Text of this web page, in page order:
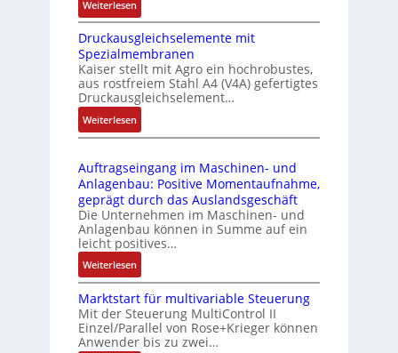
e
-
P
C
l
ä
s
s
s
c
h
f
l
e
x
i
b
e
l
k
m
o
d
u
l
e
b
r
i
n
e
n
4
G
u
n
d
5
G
Weiterlesen:
I
E
C
6
2
4
4
3
Z
e
r
t
i
i
e
r
Druckausgleichselemente mit
Spezialmembranen
Kaiser stellt mit Agro ein hochrobustes,
aus rostfreiem Stahl A4 (V4A) gefertigtes
Druckausgleichselement…
Weiterlesen:
D
u
c
k
a
u
s
g
l
e
i
c
Auftragseingang im Maschinen- und
Anlagenbau: Positive Momentaufnahme,
geprägt durch das Auslandsgeschäft
Die Unternehmen im Maschinen- und
Anlagenbau können in Summe auf ein
leicht positives…
Weiterlesen:
A
u
f
t
r
Marktstart für multivariable Steuerung
Mit der Steuerung MultiControl II
Einzel/Parallel von Rose+Krieger können
Anwender bis zu zwei…